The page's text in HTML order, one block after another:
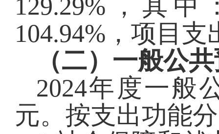
129.29%，其中
104.94%，项目支
（二）一般公
2024年度一般
元。按支出功能